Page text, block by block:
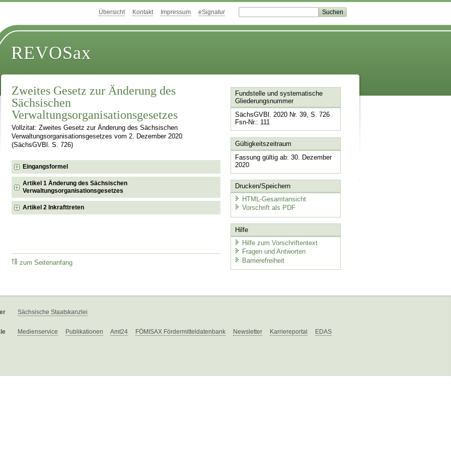
Übersicht Kontakt Impressum eSignatur
REVOSax
Zweites Gesetz zur Änderung des
Sächsischen
Verwaltungsorganisationsgesetzes
Vollzitat: Zweites Gesetz zur Änderung des Sächsischen
Verwaltungsorganisationsgesetzes vom 2. Dezember 2020
(SächsGVBl. S. 726)
Eingangsformel
Artikel 1 Änderung des Sächsischen
Verwaltungsorganisationsgesetzes
Artikel 2 Inkrafttreten
zum Seitenanfang
Fundstelle und systematische
Gliederungsnummer
SächsGVBl. 2020 Nr. 39, S. 726
Fsn-Nr.: 111
Gültigkeitszeitraum
Fassung gültig ab: 30. Dezember
2020
Drucken/Speichern
HTML-Gesamtansicht
Vorschrift als PDF
Hilfe
Hilfe zum Vorschriftentext
Fragen und Antworten
Barrierefreiheit
Sächsische Staatskanzlei
Medienservice Publikationen Amt24 FÖMISAX Fördermitteldatenbank Newsletter Karriereportal EDAS